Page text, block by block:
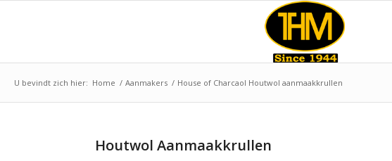
U bevindt zich hier: Home / Aanmakers / House of Charcaol Houtwol aanmaakkrullen
Houtwol Aanmaakkrullen